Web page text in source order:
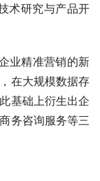
术研究与产品开
精准营销的新
在大规模数据存
基础上衍生出企
务咨询服务等三